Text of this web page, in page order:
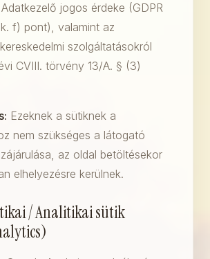
jogos érdeke (GDPR
f) pont), valamint az
szolgáltatásokról
CVIII. törvény 13/A. § (3)
Ezeknek a sütiknek a
nem szükséges a látogató
az oldal betöltésekor
elhelyezésre kerülnek.
/ Analitikai sütik